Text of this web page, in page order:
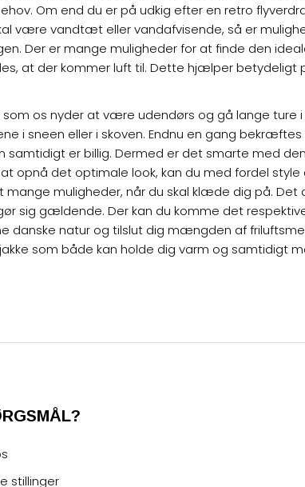
Om end du er på udkig efter en retro
være vandtæt eller vandafvisende, så er
Der er mange muligheder for at finde den
at der kommer luft til. Dette hjælper betydeligt
os nyder at være udendørs og gå lange ture
i sneen eller i skoven. Endnu en gang
samtidigt er billig. Dermed er det smarte med
opnå det optimale look, kan du med fordel
muligheder, når du skal klæde dig på. Det
sig gældende. Der kan du komme det
danske natur og tilslut dig mængden af
som både kan holde dig varm og samtidigt
stillinger